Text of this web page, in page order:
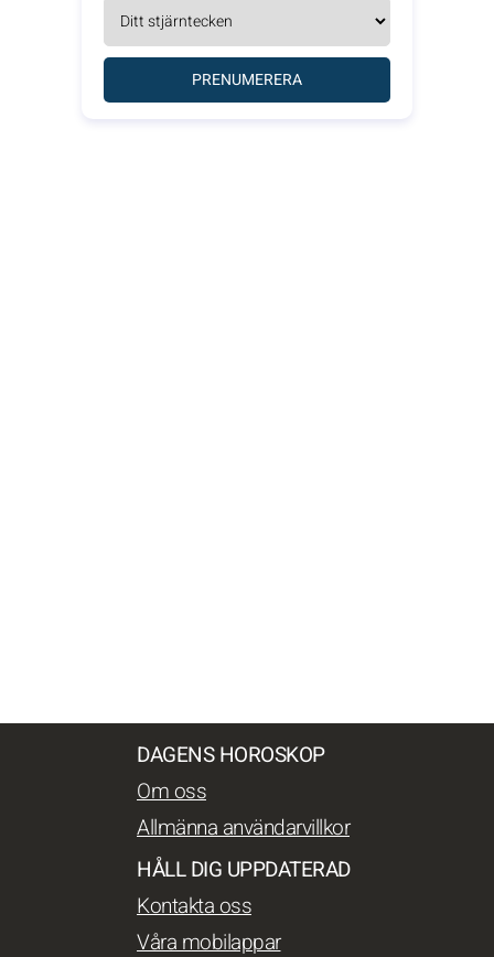
PRENUMERERA
DAGENS HOROSKOP
Om oss
Allmänna användarvillkor
HÅLL DIG UPPDATERAD
Kontakta oss
Våra mobilappar